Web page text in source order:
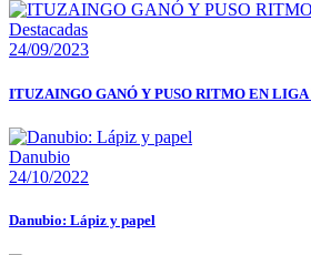
Destacadas
24/09/2023
ITUZAINGO GANÓ Y PUSO RITMO EN LIGA
Danubio
24/10/2022
Danubio: Lápiz y papel